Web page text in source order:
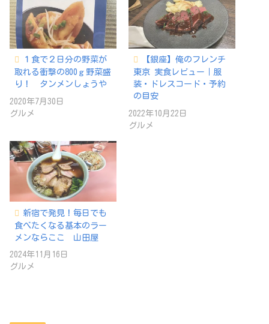
中…
１食で２日分の野菜が
取れる衝撃の800ｇ野菜盛
り！ タンメンしょうや
2020年7月30日
グルメ
【銀座】俺のフレンチ
東京 実食レビュー｜服
装・ドレスコード・予約
の目安
2022年10月22日
グルメ
新宿で発見！毎日でも
食べたくなる基本のラー
メンならここ 山田屋
2024年11月16日
グルメ